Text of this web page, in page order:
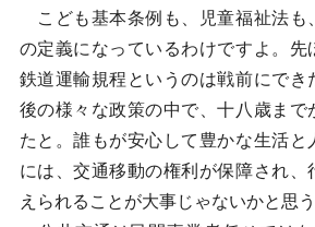
こども基本条例も、児童福祉法も
の定義になっているわけですよ。先
鉄道運輸規程というのは戦前にでき
後の様々な政策の中で、十八歳まで
たと。誰もが安心して豊かな生活と
には、交通移動の権利が保障され、
えられることが大事じゃないかと思う